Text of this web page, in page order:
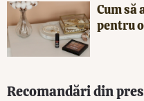
Cum să
pentru
Recomandări din